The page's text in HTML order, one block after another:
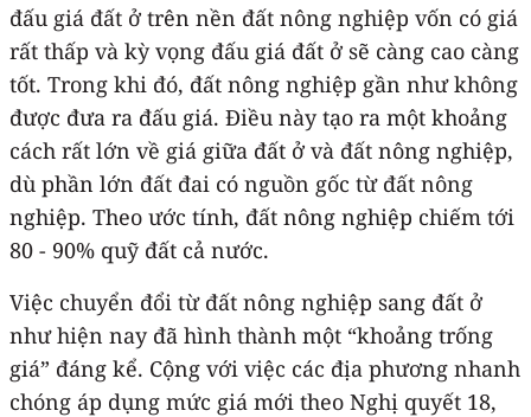
đấu giá đất ở trên nền đất nông nghiệp vốn có giá
rất thấp và kỳ vọng đấu giá đất ở sẽ càng cao càng
tốt. Trong khi đó, đất nông nghiệp gần như không
được đưa ra đấu giá. Điều này tạo ra một khoảng
cách rất lớn về giá giữa đất ở và đất nông nghiệp,
dù phần lớn đất đai có nguồn gốc từ đất nông
nghiệp. Theo ước tính, đất nông nghiệp chiếm tới
80 - 90% quỹ đất cả nước.
Việc chuyển đổi từ đất nông nghiệp sang đất ở
như hiện nay đã hình thành một “khoảng trống
giá” đáng kể. Cộng với việc các địa phương nhanh
chóng áp dụng mức giá mới theo Nghị quyết 18,